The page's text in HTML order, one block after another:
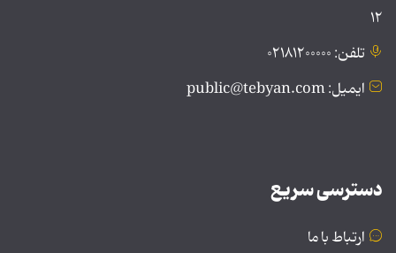
۱۲
تلفن: ۰۲۱۸۱۲۰۰۰۰۰
ایمیل: public@tebyan.com
دسترسی سریع
ارتباط با ما